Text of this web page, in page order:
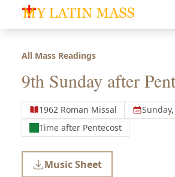
My Latin Mass - Traditional Latin
All Mass Readings
9th Sunday after
1962 Roman Missal
Time after Pentecost
Music Sheet